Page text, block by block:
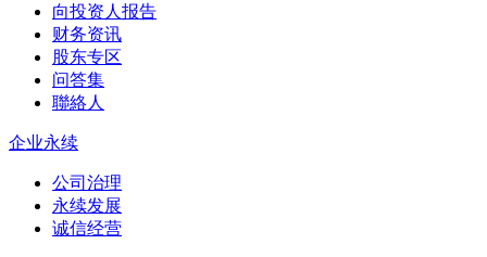
向投资人报告
财务资讯
股东专区
问答集
聯絡人
企业永续
公司治理
永续发展
诚信经营